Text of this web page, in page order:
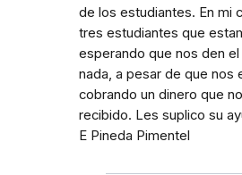
de los estudiantes. En mi
tres estudiantes que
esperando que nos den
nada, a pesar de que nos
cobrando un dinero que
recibido. Les suplico su
E Pineda Pimentel